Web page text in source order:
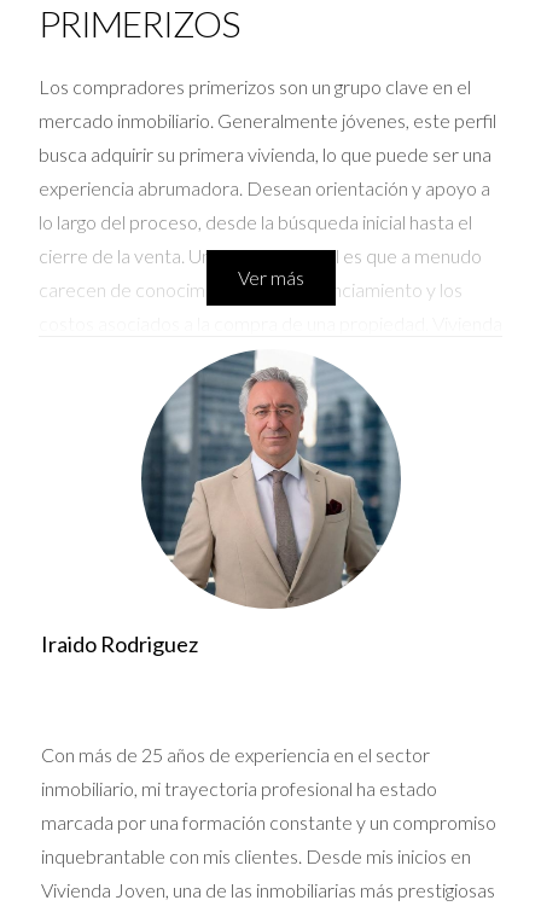
PRIMERIZOS
Los compradores primerizos son un grupo clave en el
mercado inmobiliario. Generalmente jóvenes, este perfil
busca adquirir su primera vivienda, lo que puede ser una
experiencia abrumadora. Desean orientación y apoyo a
lo largo del proceso, desde la búsqueda inicial hasta el
cierre de la venta. Un aspecto crucial es que a menudo
carecen de conocimiento sobre financiamiento y los
Joven se especializa en ayudar a estos individuos,
ofreciendo asesoramiento sobre programas de
financiación y opciones de vivienda asequibles. A través
de talleres educativos y recursos en línea, se fomenta la
confianza de estos compradores, asegurando que se
sientan cómodos en cada paso de su viaje inmobiliario.
Ejemplo en acción
buscando su primera casa, se sentían perdidos en el
alternativas de financiamiento y encontraron la vivienda
perfecta en un vecindario que se adaptaba a su
presupuesto y necesidades familiares. Este tipo de
historias refuerza la importancia de la educación y el
apoyo en el proceso de compra.
Ver más
Iraido Rodriguez
Con más de 25 años de experiencia en el sector
inmobiliario, mi trayectoria profesional ha estado
marcada por una formación constante y un compromiso
inquebrantable con mis clientes. Desde mis inicios en
Vivienda Joven, una de las inmobiliarias más prestigiosas